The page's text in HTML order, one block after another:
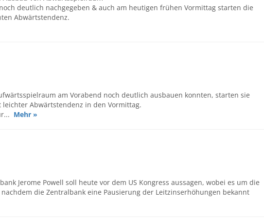
deutlich nachgegeben & auch am heutigen frühen Vormittag starten die
Abwärtstendenz.
am Vorabend noch deutlich ausbauen konnten, starten sie
Abwärtstendenz in den Vormittag.
Mehr »
Jerome Powell soll heute vor dem US Kongress aussagen, wobei es um die
die Zentralbank eine Pausierung der Leitzinserhöhungen bekannt